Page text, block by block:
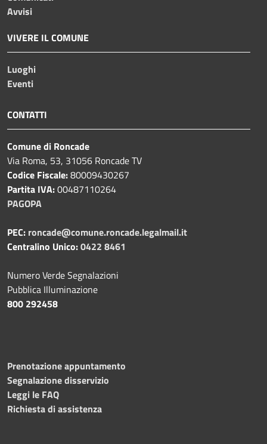
Avvisi
VIVERE IL COMUNE
Luoghi
Eventi
CONTATTI
Comune di Roncade
Via Roma, 53, 31056 Roncade TV
Codice Fiscale:80009430267
Partita IVA:00487110264
PAGOPA
PEC: roncade@comune.roncade.legalmail.it
Centralino Unico:0422 8461
Numero Verde Segnalazioni
Pubblica Illuminazione
800 292458
Prenotazione appuntamento
Segnalazione disservizio
Leggi le FAQ
Richiesta di assistenza